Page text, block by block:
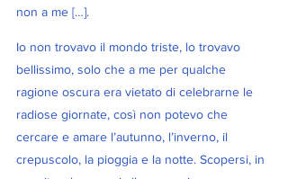
non a me […].
Io non trovavo il mondo triste, lo trovavo
bellissimo, solo che a me per qualche
ragione oscura era vietato di celebrarne le
radiose giornate, così non potevo che
cercare e amare l’autunno, l’inverno, il
crepuscolo, la pioggia e la notte. Scopersi, in